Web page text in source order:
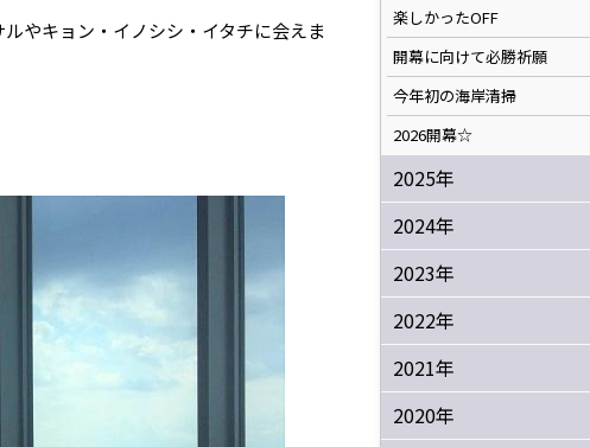
やキョン・イノシシ・イタチに会えま
楽しかったOFF
開幕に向けて必勝祈願
今年初の海岸清掃
2026開幕☆
2025年
2024年
2023年
2022年
2021年
2020年